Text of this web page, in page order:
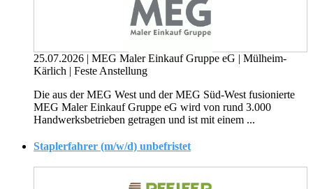
25.07.2026 | MEG Maler Einkauf Gruppe eG | Mülheim-
Kärlich | Feste Anstellung
Die aus der MEG West und der MEG Süd-West fusionierte
MEG Maler Einkauf Gruppe eG wird von rund 3.000
Handwerksbetrieben getragen und ist mit einem ...
Staplerfahrer (m/w/d) unbefristet